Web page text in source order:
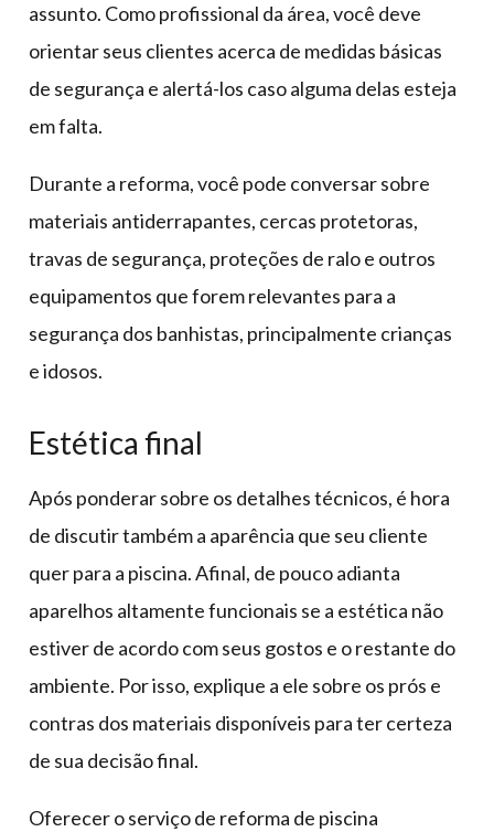
assunto. Como profissional da área, você deve
orientar seus clientes acerca de medidas básicas
de segurança e alertá-los caso alguma delas esteja
em falta.
Durante a reforma, você pode conversar sobre
materiais antiderrapantes, cercas protetoras,
travas de segurança, proteções de ralo e outros
equipamentos que forem relevantes para a
segurança dos banhistas, principalmente crianças
e idosos.
Estética final
Após ponderar sobre os detalhes técnicos, é hora
de discutir também a aparência que seu cliente
quer para a piscina. Afinal, de pouco adianta
aparelhos altamente funcionais se a estética não
estiver de acordo com seus gostos e o restante do
ambiente. Por isso, explique a ele sobre os prós e
contras dos materiais disponíveis para ter certeza
de sua decisão final.
Oferecer o serviço de reforma de piscina